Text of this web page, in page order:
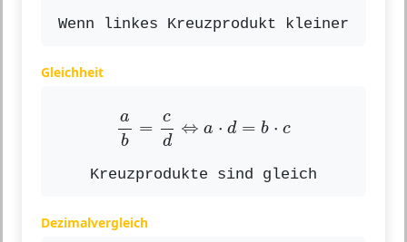
Wenn linkes Kreuzprodukt kleiner
Gleichheit
a
b
=
c
d
⇔ a ⋅ d = b ⋅ c
=c
Kreuzprodukte sind gleich
Dezimalvergleich